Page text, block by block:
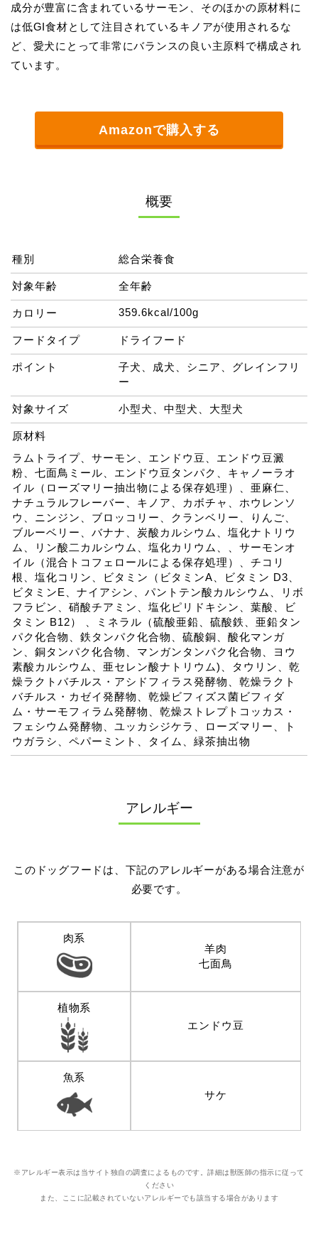
成分が豊富に含まれているサーモン、そのほかの原材料に
は低GI食材として注目されているキノアが使用されるな
ど、愛犬にとって非常にバランスの良い主原料で構成され
ています。
Amazonで購入する
概要
種別 総合栄養食
対象年齢 全年齢
カロリー 359.6kcal/100g
フードタイプ ドライフード
ポイント
子犬、成犬、シニア、グレインフリ
ー
対象サイズ 小型犬、中型犬、大型犬
原材料
ラムトライプ、サーモン、エンドウ豆、エンドウ豆澱
粉、七面鳥ミール、エンドウ豆タンパク、キャノーラオ
イル（ローズマリー抽出物による保存処理）、亜麻仁、
ナチュラルフレーバー、キノア、カボチャ、ホウレンソ
ウ、ニンジン、ブロッコリー、クランベリー、りんご、
ブルーベリー、バナナ、炭酸カルシウム、塩化ナトリウ
ム、リン酸二カルシウム、塩化カリウム、、サーモンオ
イル（混合トコフェロールによる保存処理）、チコリ
根、塩化コリン、ビタミン（ビタミンA、ビタミン D3、
ビタミンE、ナイアシン、パントテン酸カルシウム、リボ
フラビン、硝酸チアミン、塩化ピリドキシン、葉酸、ビ
タミン B12） 、ミネラル（硫酸亜鉛、硫酸鉄、亜鉛タン
パク化合物、鉄タンパク化合物、硫酸銅、酸化マンガ
ン、銅タンパク化合物、マンガンタンパク化合物、ヨウ
素酸カルシウム、亜セレン酸ナトリウム)、タウリン、乾
燥ラクトバチルス・アシドフィラス発酵物、乾燥ラクト
バチルス・カゼイ発酵物、乾燥ビフィズス菌ビフィダ
ム・サーモフィラム発酵物、乾燥ストレプトコッカス・
フェシウム発酵物、ユッカシジケラ、ローズマリー、ト
ウガラシ、ペパーミント、タイム、緑茶抽出物
アレルギー
このドッグフードは、下記のアレルギーがある場合注意が
必要です。
肉系
羊肉
七面鳥
植物系
エンドウ豆
魚系
サケ
※アレルギー表示は当サイト独自の調査によるものです。詳細は獣医師の指示に従って
ください
また、ここに記載されていないアレルギーでも該当する場合があります